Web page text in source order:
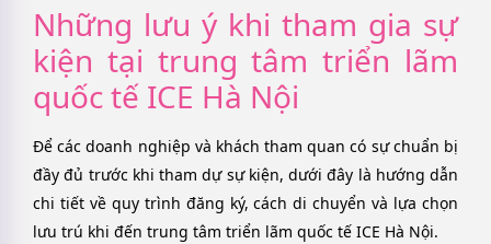
Những lưu ý khi tham gia sự
kiện tại trung tâm triển lãm
quốc tế ICE Hà Nội
Để các doanh nghiệp và khách tham quan có sự chuẩn bị
đầy đủ trước khi tham dự sự kiện, dưới đây là hướng dẫn
chi tiết về quy trình đăng ký, cách di chuyển và lựa chọn
lưu trú khi đến trung tâm triển lãm quốc tế ICE Hà Nội.